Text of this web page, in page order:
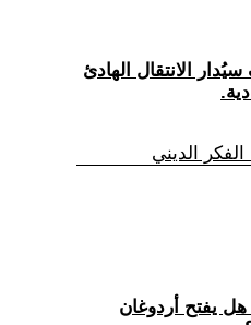
سيُدار الانتقال الهادئ
الفكر الديني
هل يفتح أردوغان